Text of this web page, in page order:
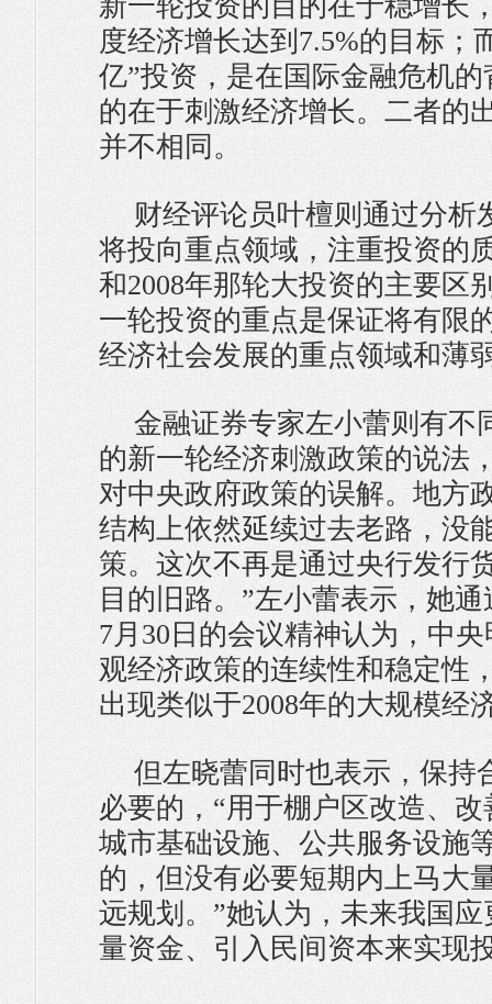
度经济增长达到7.5%的目标；
亿”投资，是在国际金融危机
的在于刺激经济增长。二者的
并不相同。
财经评论员叶檀则通过分析
将投向重点领域，注重投资的
和2008年那轮大投资的主要区
一轮投资的重点是保证将有限
经济社会发展的重点领域和薄
金融证券专家左小蕾则有不
的新一轮经济刺激政策的说法
对中央政府政策的误解。地方
结构上依然延续过去老路，没
策。这次不再是通过央行发行
目的旧路。”左小蕾表示，她
7月30日的会议精神认为，中
观经济政策的连续性和稳定性
出现类似于2008年的大规模经
但左晓蕾同时也表示，保持
必要的，“用于棚户区改造、
城市基础设施、公共服务设施
的，但没有必要短期内上马大
远规划。”她认为，未来我国
量资金、引入民间资本来实现